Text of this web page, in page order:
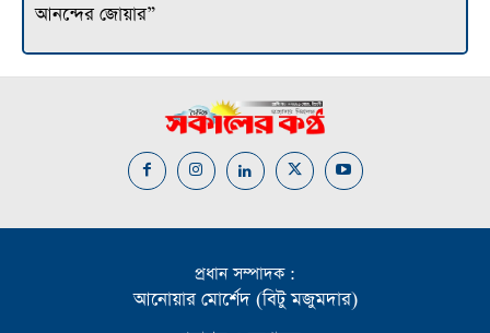
আনন্দের জোয়ার”
প্রধান সম্পাদক :
আনোয়ার মোর্শেদ (বিটু মজুমদার)